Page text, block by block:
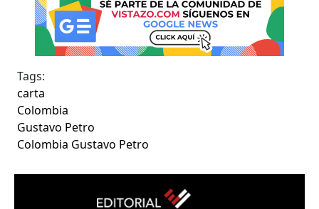
Tags:
carta
Colombia
Gustavo Petro
Colombia Gustavo Petro